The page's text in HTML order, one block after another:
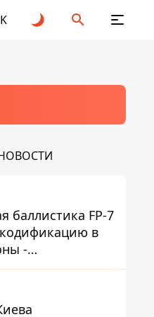
баллистика FP-7
в
-
боевое
- Reuters